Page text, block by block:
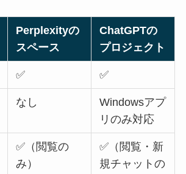
Perplexityの
スペース
ChatGPTの
プロジェクト
✅ ✅
なし
Windowsアプ
リのみ対応
✅（閲覧の
み）
✅（閲覧・新
規チャットの